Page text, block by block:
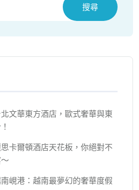
搜尋
北文華東方酒店，歐式奢華與東
思卡爾頓酒店天花板，你絕對不
南峴港：越南最夢幻的奢華度假